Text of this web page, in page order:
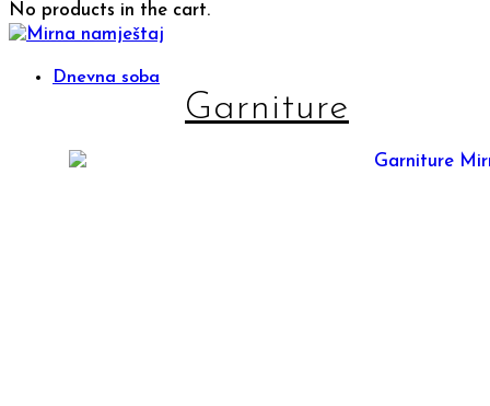
No products in the cart.
Dnevna soba
Garniture